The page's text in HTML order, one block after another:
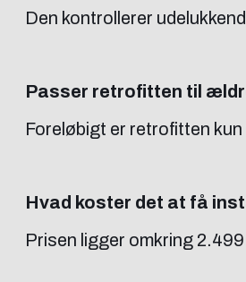
Den kontrollerer
Passer retrofitten til
Foreløbigt er retrofitten
Hvad koster det at få
Prisen ligger omkring